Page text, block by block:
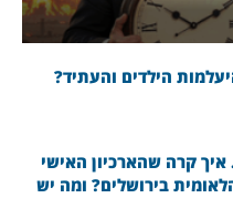
הילדים והעתיד?
איך קרה שהארכיון האישי
בירושלים? ומה יש